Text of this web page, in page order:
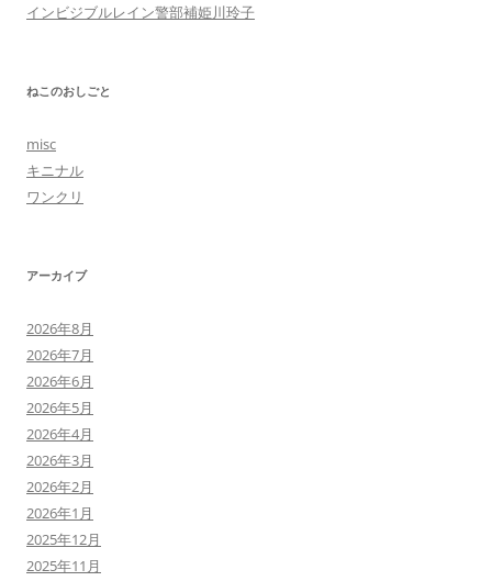
インビジブルレイン警部補姫川玲子
ねこのおしごと
misc
キニナル
ワンクリ
アーカイブ
2026年8月
2026年7月
2026年6月
2026年5月
2026年4月
2026年3月
2026年2月
2026年1月
2025年12月
2025年11月